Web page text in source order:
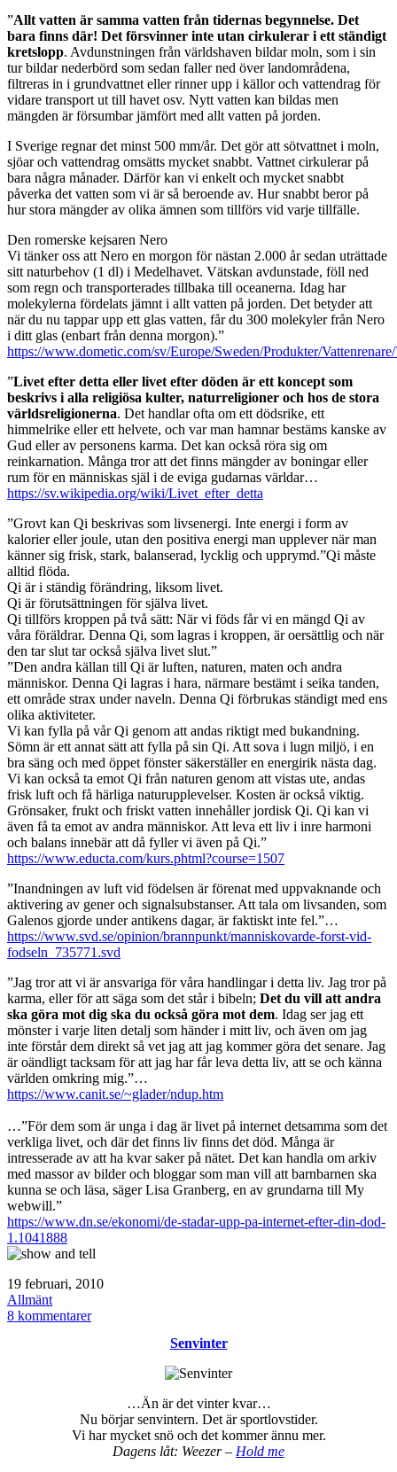
”Allt vatten är samma vatten från tidernas begynnelse. Det
bara finns där! Det försvinner inte utan cirkulerar i ett ständigt
kretslopp. Avdunstningen från världshaven bildar moln, som i sin
tur bildar nederbörd som sedan faller ned över landområdena,
filtreras in i grundvattnet eller rinner upp i källor och vattendrag för
vidare transport ut till havet osv. Nytt vatten kan bildas men
mängden är försumbar jämfört med allt vatten på jorden.
I Sverige regnar det minst 500 mm/år. Det gör att sötvattnet i moln,
sjöar och vattendrag omsätts mycket snabbt. Vattnet cirkulerar på
bara några månader. Därför kan vi enkelt och mycket snabbt
påverka det vatten som vi är så beroende av. Hur snabbt beror på
hur stora mängder av olika ämnen som tillförs vid varje tillfälle.
Den romerske kejsaren Nero
Vi tänker oss att Nero en morgon för nästan 2.000 år sedan uträttade
sitt naturbehov (1 dl) i Medelhavet. Vätskan avdunstade, föll ned
som regn och transporterades tillbaka till oceanerna. Idag har
molekylerna fördelats jämnt i allt vatten på jorden. Det betyder att
när du nu tappar upp ett glas vatten, får du 300 molekyler från Nero
i ditt glas (enbart från denna morgon).”
https://www.dometic.com/sv/Europe/Sweden/Produkter/
”Livet efter detta eller livet efter döden är ett koncept som
beskrivs i alla religiösa kulter, naturreligioner och hos de stora
världsreligionerna. Det handlar ofta om ett dödsrike, ett
himmelrike eller ett helvete, och var man hamnar bestäms kanske av
Gud eller av personens karma. Det kan också röra sig om
reinkarnation. Många tror att det finns mängder av boningar eller
rum för en människas själ i de eviga gudarnas världar…
https://sv.wikipedia.org/wiki/Livet_efter_detta
”Grovt kan Qi beskrivas som livsenergi. Inte energi i form av
kalorier eller joule, utan den positiva energi man upplever när man
känner sig frisk, stark, balanserad, lycklig och upprymd.”Qi måste
alltid flöda.
Qi är i ständig förändring, liksom livet.
Qi är förutsättningen för själva livet.
Qi tillförs kroppen på två sätt: När vi föds får vi en mängd Qi av
våra föräldrar. Denna Qi, som lagras i kroppen, är oersättlig och när
den tar slut tar också själva livet slut.”
”Den andra källan till Qi är luften, naturen, maten och andra
människor. Denna Qi lagras i hara, närmare bestämt i seika tanden,
ett område strax under naveln. Denna Qi förbrukas ständigt med ens
olika aktiviteter.
Vi kan fylla på vår Qi genom att andas riktigt med bukandning.
Sömn är ett annat sätt att fylla på sin Qi. Att sova i lugn miljö, i en
bra säng och med öppet fönster säkerställer en energirik nästa dag.
Vi kan också ta emot Qi från naturen genom att vistas ute, andas
frisk luft och få härliga naturupplevelser. Kosten är också viktig.
Grönsaker, frukt och friskt vatten innehåller jordisk Qi. Qi kan vi
även få ta emot av andra människor. Att leva ett liv i inre harmoni
och balans innebär att då fyller vi även på Qi.”
https://www.educta.com/kurs.phtml?course=1507
”Inandningen av luft vid födelsen är förenat med uppvaknande och
aktivering av gener och signalsubstanser. Att tala om livsanden, som
Galenos gjorde under antikens dagar, är faktiskt inte fel.”…
https://www.svd.se/opinion/brannpunkt/manniskovarde-forst-vid-
fodseln_735771.svd
”Jag tror att vi är ansvariga för våra handlingar i detta liv. Jag tror på
karma, eller för att säga som det står i bibeln; Det du vill att andra
ska göra mot dig ska du också göra mot dem. Idag ser jag ett
mönster i varje liten detalj som händer i mitt liv, och även om jag
inte förstår dem direkt så vet jag att jag kommer göra det senare. Jag
är oändligt tacksam för att jag har får leva detta liv, att se och känna
världen omkring mig.”…
https://www.canit.se/~glader/ndup.htm
…”För dem som är unga i dag är livet på internet detsamma som det
verkliga livet, och där det finns liv finns det död. Många är
intresserade av att ha kvar saker på nätet. Det kan handla om arkiv
med massor av bilder och bloggar som man vill att barnbarnen ska
kunna se och läsa, säger Lisa Granberg, en av grundarna till My
webwill.”
https://www.dn.se/ekonomi/de-stadar-upp-pa-internet-efter-din-dod-
1.1041888
Publicerat
den
19 februari, 2010
Kategoriserat
som
Allmänt
8 kommentarertill
Senvinter
…Än är det vinter kvar…
Nu börjar senvintern. Det är sportlovstider.
Vi har mycket snö och det kommer ännu mer.
Dagens låt: Weezer – Hold me